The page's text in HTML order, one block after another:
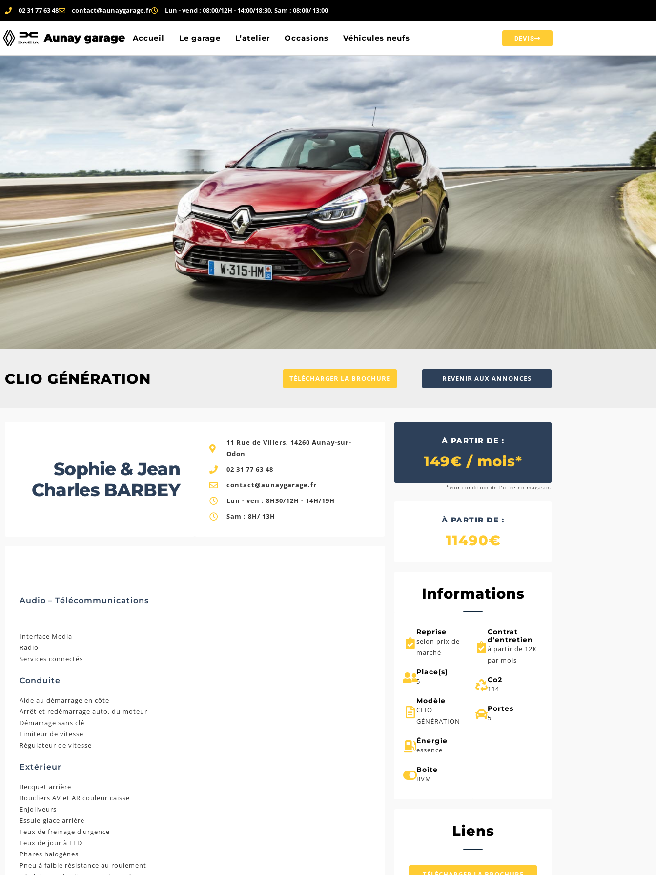
02 31 77 63 48 contact@aunaygarage.fr Lun - vend : 08:00/12H - 14:00/18:30, Sam : 08:00/ 13:00
Accueil Le garage L’atelier Occasions Véhicules neufs DEVIS
CLIO GÉNÉRATION TÉLÉCHARGER LA BROCHURE REVENIR AUX ANNONCES
Sophie & Jean
Charles BARBEY
11 Rue de Villers, 14260 Aunay-sur-
Odon
02 31 77 63 48
contact@aunaygarage.fr
Lun - ven : 8H30/12H - 14H/19H
Sam : 8H/ 13H
Audio – Télécommunications
Interface Media
Radio
Services connectés
Conduite
Aide au démarrage en côte
Arrêt et redémarrage auto. du moteur
Démarrage sans clé
Limiteur de vitesse
Régulateur de vitesse
Extérieur
Becquet arrière
Boucliers AV et AR couleur caisse
Enjoliveurs
Essuie-glace arrière
Feux de freinage d’urgence
Feux de jour à LED
Phares halogènes
Pneu à faible résistance au roulement
À PARTIR DE :
149€ / mois*
*voir condition de l’offre en magasin.
À PARTIR DE :
11490€
Informations
Reprise
selon prix de
marché
Place(s)
5
Modèle
CLIO
GÉNÉRATION
Énergie
essence
Boite
BVM
Contrat
d'entretien
à partir de 12€
par mois
Co2
114
Portes
5
Liens